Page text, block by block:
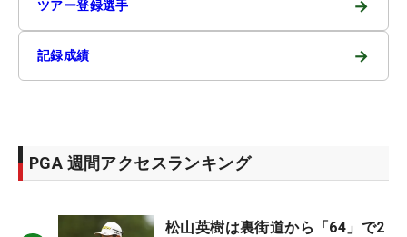
ツアー登録選手 →
記録成績 →
PGA 週間アクセスランキング
松山英樹は裏街道から「64」で2